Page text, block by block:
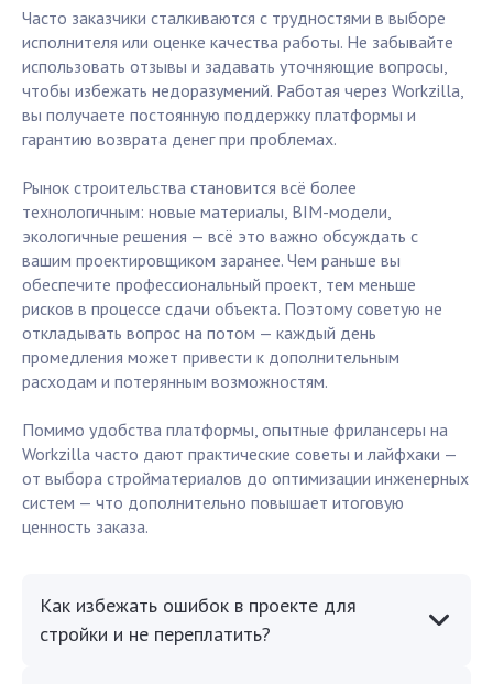
Часто заказчики сталкиваются с трудностями в выборе
исполнителя или оценке качества работы. Не забывайте
использовать отзывы и задавать уточняющие вопросы,
чтобы избежать недоразумений. Работая через Workzilla,
вы получаете постоянную поддержку платформы и
гарантию возврата денег при проблемах.
Рынок строительства становится всё более
технологичным: новые материалы, BIM-модели,
экологичные решения — всё это важно обсуждать с
вашим проектировщиком заранее. Чем раньше вы
обеспечите профессиональный проект, тем меньше
рисков в процессе сдачи объекта. Поэтому советую не
откладывать вопрос на потом — каждый день
промедления может привести к дополнительным
расходам и потерянным возможностям.
Помимо удобства платформы, опытные фрилансеры на
Workzilla часто дают практические советы и лайфхаки —
от выбора стройматериалов до оптимизации инженерных
систем — что дополнительно повышает итоговую
ценность заказа.
Как избежать ошибок в проекте для
стройки и не переплатить?